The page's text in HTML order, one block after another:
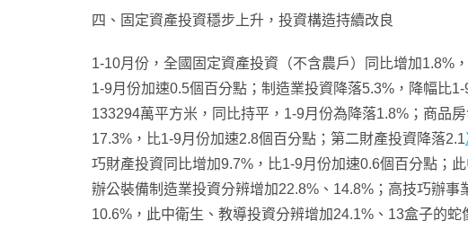
四、固定資產投資穩步上升，投資構造持續改良
1-10月份，全國固定資產投資（不含農戶）同比增加1.8%
1-9月份加速0.5個百分點；制造業投資降落5.3%，降幅比
133294萬平方米，同比持平，1-9月份為降落1.8%；商品
17.3%，比1-9月份加速2.8個百分點；第二財產投資降落2.1
巧財產投資同比增加9.7%，比1-9月份加速0.6個百分點；
辦公裝備制造業投資分辨增加22.8%、14.8%；高技巧辦
10.6%，此中衛生、教導投資分辨增加24.1%、13盒子的